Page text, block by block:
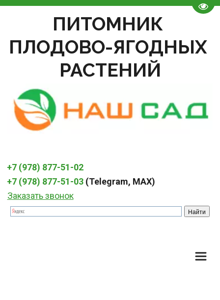
ПИТОМНИК
ПЛОДОВО-ЯГОДНЫХ
РАСТЕНИЙ
+7 (978) 877-51-02
+7 (978) 877-51-03 (Telegram, MAX)
Заказать звонок